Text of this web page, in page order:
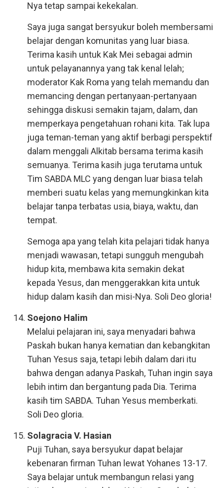
Nya tetap sampai kekekalan.
Saya juga sangat bersyukur boleh membersami
belajar dengan komunitas yang luar biasa.
Terima kasih untuk Kak Mei sebagai admin
untuk pelayanannya yang tak kenal lelah;
moderator Kak Roma yang telah memandu dan
memancing dengan pertanyaan-pertanyaan
sehingga diskusi semakin tajam, dalam, dan
memperkaya pengetahuan rohani kita. Tak lupa
juga teman-teman yang aktif berbagi perspektif
dalam menggali Alkitab bersama terima kasih
semuanya. Terima kasih juga terutama untuk
Tim SABDA MLC yang dengan luar biasa telah
memberi suatu kelas yang memungkinkan kita
belajar tanpa terbatas usia, biaya, waktu, dan
tempat.
Semoga apa yang telah kita pelajari tidak hanya
menjadi wawasan, tetapi sungguh mengubah
hidup kita, membawa kita semakin dekat
kepada Yesus, dan menggerakkan kita untuk
hidup dalam kasih dan misi-Nya. Soli Deo gloria!
Soejono Halim
Melalui pelajaran ini, saya menyadari bahwa
Paskah bukan hanya kematian dan kebangkitan
Tuhan Yesus saja, tetapi lebih dalam dari itu
bahwa dengan adanya Paskah, Tuhan ingin saya
lebih intim dan bergantung pada Dia. Terima
kasih tim SABDA. Tuhan Yesus memberkati.
Soli Deo gloria.
Solagracia V. Hasian
Puji Tuhan, saya bersyukur dapat belajar
kebenaran firman Tuhan lewat Yohanes 13-17.
Saya belajar untuk membangun relasi yang